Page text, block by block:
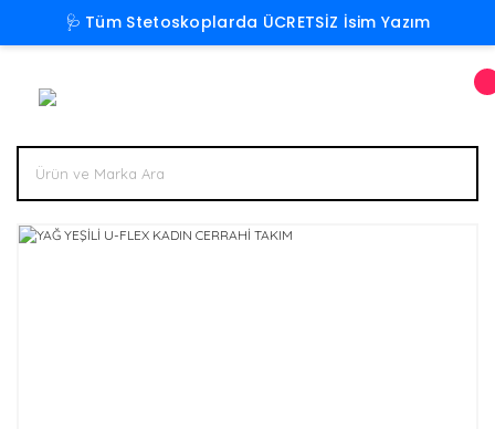
🩺 Tüm Stetoskoplarda ÜCRETSİZ İsim Yazım